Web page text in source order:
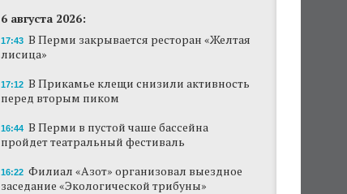
6 августа 2026:
17:43 В Перми закрывается ресторан «Желтая
лисица»
17:12 В Прикамье клещи снизили активность
перед вторым пиком
16:44 В Перми в пустой чаше бассейна
пройдет театральный фестиваль
16:22 Филиал «Азот» организовал выездное
заседание «Экологической трибуны»